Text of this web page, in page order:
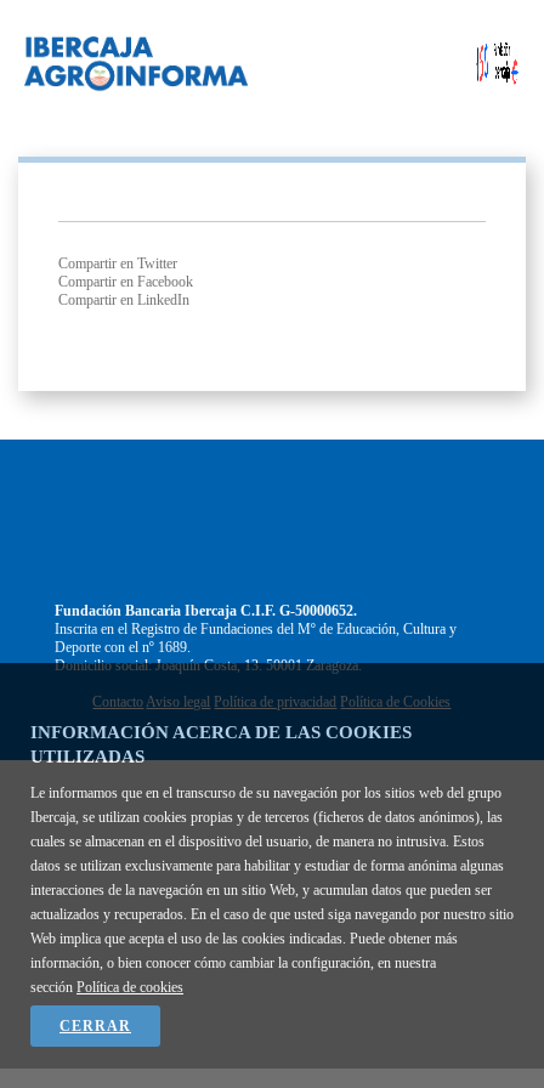
INFORMACIÓN ACERCA DE LAS COOKIES
UTILIZADAS
Le informamos que en el transcurso de su navegación por los sitios web del grupo
Ibercaja, se utilizan cookies propias y de terceros (ficheros de datos anónimos), las
cuales se almacenan en el dispositivo del usuario, de manera no intrusiva. Estos
datos se utilizan exclusivamente para habilitar y estudiar de forma anónima algunas
interacciones de la navegación en un sitio Web, y acumulan datos que pueden ser
actualizados y recuperados. En el caso de que usted siga navegando por nuestro sitio
Web implica que acepta el uso de las cookies indicadas. Puede obtener más
información, o bien conocer cómo cambiar la configuración, en nuestra
sección Política de cookies
CERRAR
Compartir en Twitter
Compartir en Facebook
Compartir en LinkedIn
Fundación Bancaria Ibercaja C.I.F. G-50000652.
Inscrita en el Registro de Fundaciones del Mº de Educación, Cultura y
Deporte con el nº 1689.
Domicilio social: Joaquín Costa, 13. 50001 Zaragoza.
Contacto Aviso legal Política de privacidad Política de Cookies